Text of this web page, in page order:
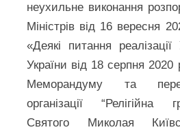
неухильне виконання
Міністрів від 16 вересня
«Деякі питання
України від 18 серпня
Меморандуму та
організації
Святого Миколая